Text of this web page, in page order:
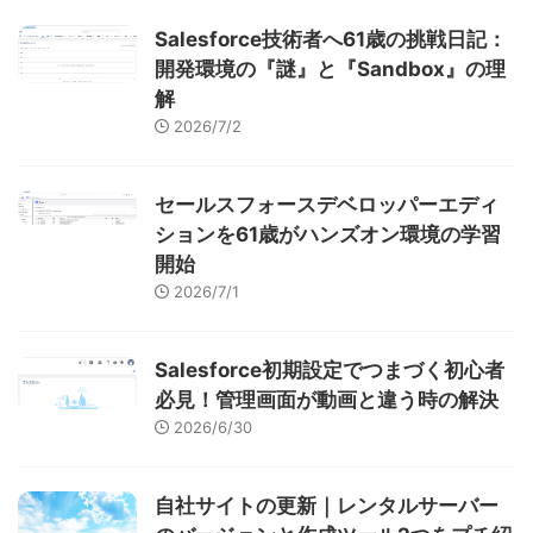
Salesforce技術者へ61歳の挑戦日記：
開発環境の『謎』と『Sandbox』の理
解
2026/7/2
セールスフォースデベロッパーエディ
ションを61歳がハンズオン環境の学習
開始
2026/7/1
Salesforce初期設定でつまづく初心者
必見！管理画面が動画と違う時の解決
2026/6/30
自社サイトの更新｜レンタルサーバー